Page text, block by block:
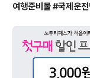
여행준비물 #국제운